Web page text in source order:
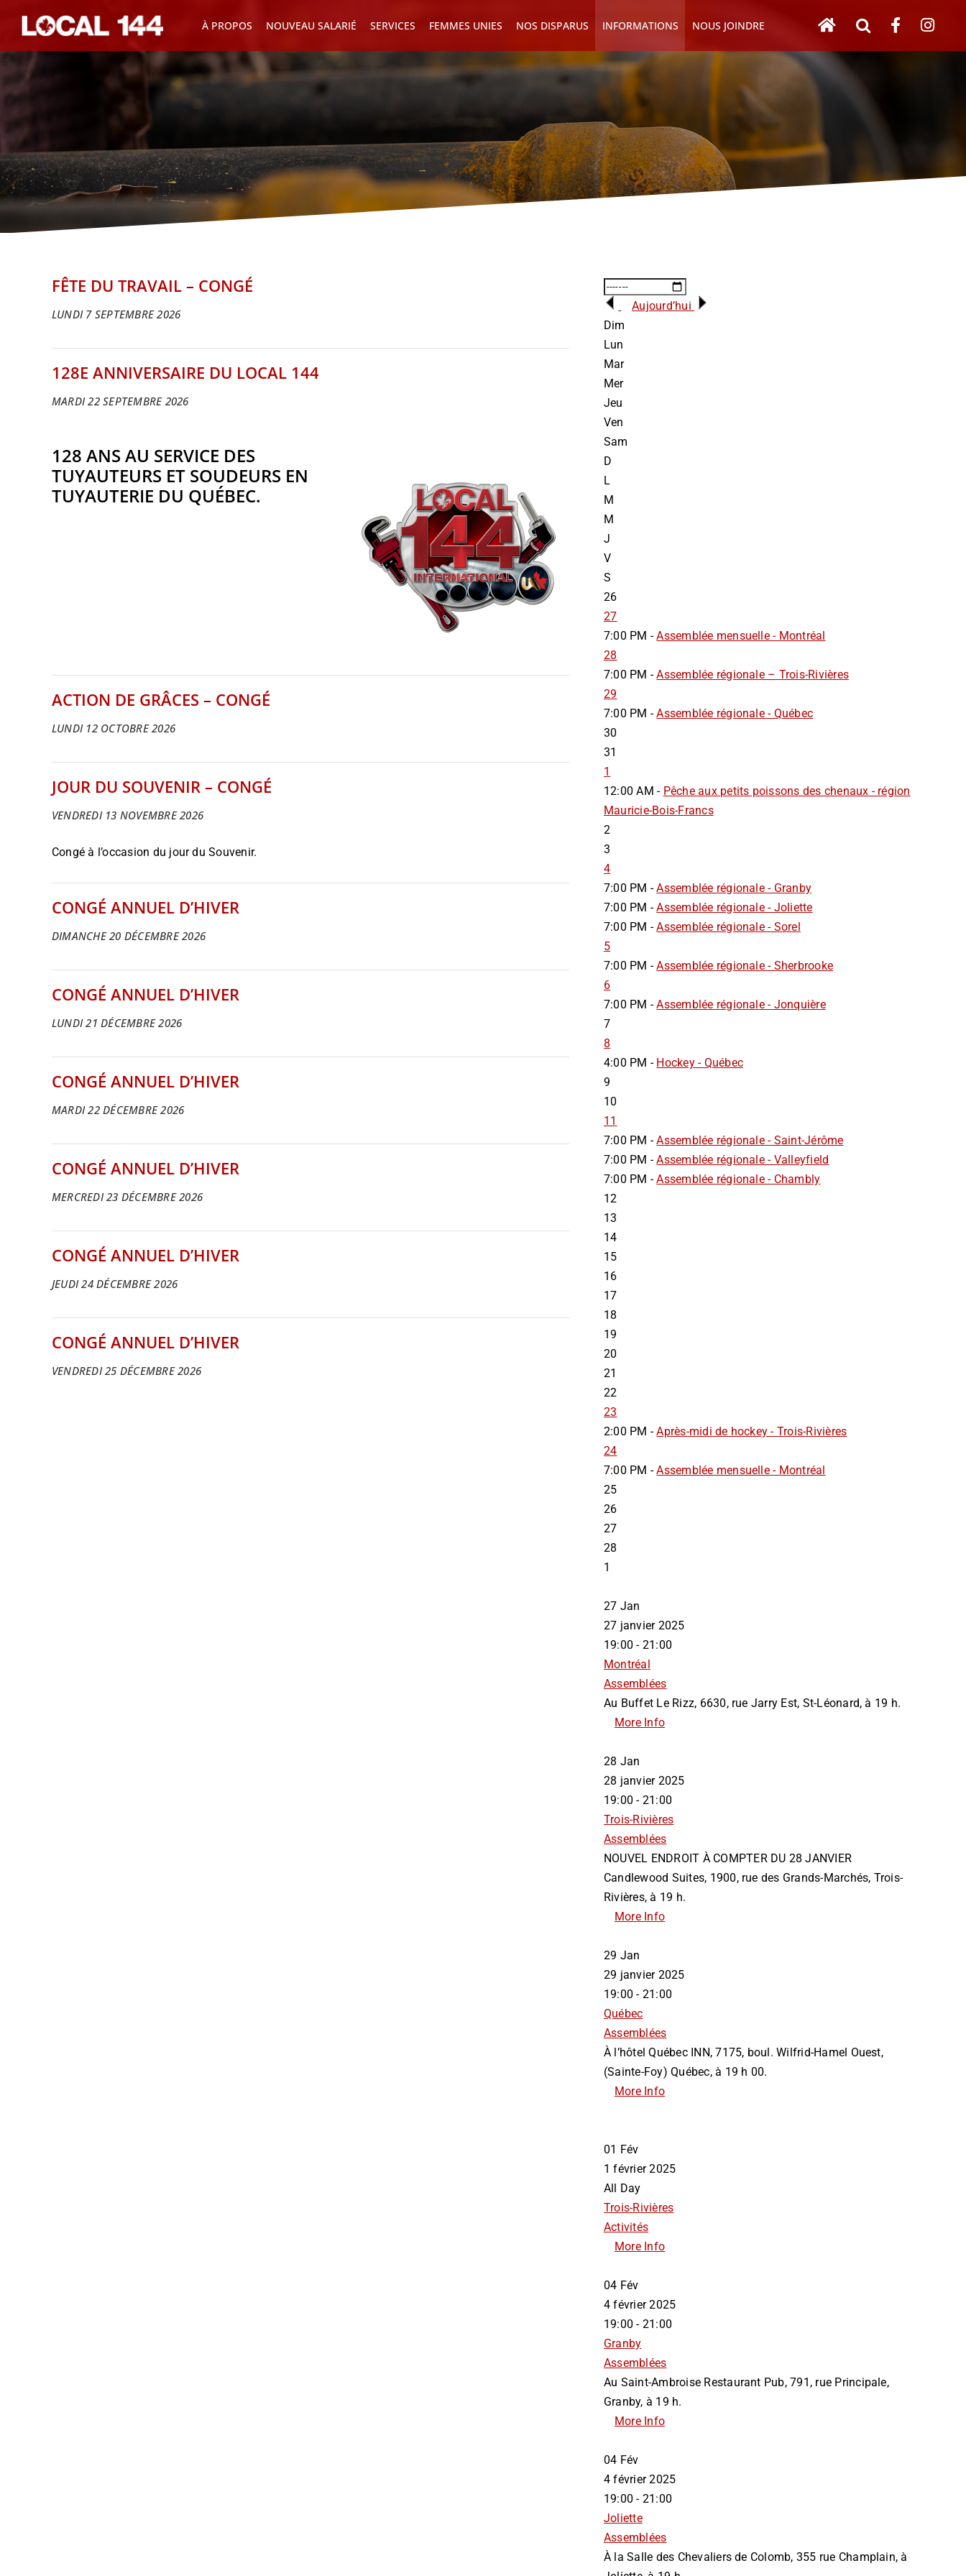
content
À PROPOS NOUVEAU SALARIÉ SERVICES FEMMES UNIES NOS DISPARUS INFORMATIONS NOUS JOINDRE
FÊTE DU TRAVAIL – CONGÉ
LUNDI 7 SEPTEMBRE 2026
128E ANNIVERSAIRE DU LOCAL 144
MARDI 22 SEPTEMBRE 2026
128 ANS AU SERVICE DES
TUYAUTEURS ET SOUDEURS EN
TUYAUTERIE DU QUÉBEC.
ACTION DE GRÂCES – CONGÉ
LUNDI 12 OCTOBRE 2026
JOUR DU SOUVENIR – CONGÉ
VENDREDI 13 NOVEMBRE 2026
Congé à l’occasion du jour du Souvenir.
CONGÉ ANNUEL D’HIVER
DIMANCHE 20 DÉCEMBRE 2026
CONGÉ ANNUEL D’HIVER
LUNDI 21 DÉCEMBRE 2026
CONGÉ ANNUEL D’HIVER
MARDI 22 DÉCEMBRE 2026
CONGÉ ANNUEL D’HIVER
MERCREDI 23 DÉCEMBRE 2026
CONGÉ ANNUEL D’HIVER
JEUDI 24 DÉCEMBRE 2026
CONGÉ ANNUEL D’HIVER
VENDREDI 25 DÉCEMBRE 2026
Aujourd’hui
Dim
Lun
Mar
Mer
Jeu
Ven
Sam
D
L
M
M
J
V
S
26
27
7:00 PM -Assemblée mensuelle - Montréal
28
7:00 PM -Assemblée régionale – Trois-Rivières
29
7:00 PM -Assemblée régionale - Québec
30
31
1
12:00 AM - Pêche aux petits poissons des chenaux - région
Mauricie-Bois-Francs
2
3
4
7:00 PM -Assemblée régionale - Granby
7:00 PM -Assemblée régionale - Joliette
7:00 PM -Assemblée régionale - Sorel
5
7:00 PM -Assemblée régionale - Sherbrooke
6
7:00 PM -Assemblée régionale - Jonquière
7
8
4:00 PM - Hockey - Québec
9
10
11
7:00 PM -Assemblée régionale - Saint-Jérôme
7:00 PM -Assemblée régionale - Valleyfield
7:00 PM -Assemblée régionale - Chambly
12
13
14
15
16
17
18
19
20
21
22
23
2:00 PM -Après-midi de hockey - Trois-Rivières
24
7:00 PM -Assemblée mensuelle - Montréal
25
26
27
28
1
27 Jan
27 janvier 2025
19:00 - 21:00
Montréal
Assemblées
Au Buffet Le Rizz, 6630, rue Jarry Est, St-Léonard, à 19 h.
More Info
28 Jan
28 janvier 2025
19:00 - 21:00
Trois-Rivières
Assemblées
NOUVEL ENDROIT À COMPTER DU 28 JANVIER
Candlewood Suites, 1900, rue des Grands-Marchés, Trois-
Rivières, à 19 h.
More Info
29 Jan
29 janvier 2025
19:00 - 21:00
Québec
Assemblées
À l’hôtel Québec INN, 7175, boul. Wilfrid-Hamel Ouest,
(Sainte-Foy) Québec, à 19 h 00.
More Info
01 Fév
1 février 2025
All Day
Trois-Rivières
Activités
More Info
04 Fév
4 février 2025
19:00 - 21:00
Granby
Assemblées
Au Saint-Ambroise Restaurant Pub, 791, rue Principale,
Granby, à 19 h.
More Info
04 Fév
4 février 2025
19:00 - 21:00
Joliette
Assemblées
À la Salle des Chevaliers de Colomb, 355 rue Champlain, à